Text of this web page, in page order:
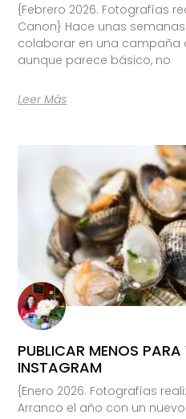
{Febrero 2026. Fotografías
Canon} Hace unas
colaborar en una campaña
aunque parece básico, no
Leer Más
PUBLICAR MENOS PARA
INSTAGRAM
{Enero 2026. Fotografías
Arranco el año con un